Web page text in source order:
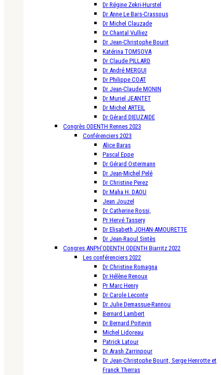
Dr Régine Zekri-Hurstel
Dr Anne Le Bars-Crassous
Dr Michel Clauzade
Dr Chantal Vulliez
Dr Jean-Christophe Bourit
Katérina TOMSOVA
Dr Claude PILLARD
Dr André MERGUI
Dr Philippe COAT
Dr Jean-Claude MONIN
Dr Muriel JEANTET
Dr Michel ARTEIL
Dr Gérard DIEUZAIDE
Congrès ODENTH Rennes 2023
Conférenciers 2023
Alice Baras
Pascal Eppe
Dr Gérard Ostermann
Dr Jean-Michel Pelé
Dr Christine Perez
Dr Maha H. DAOU
Jean Jouzel
Dr Catherine Rossi,
Pr Hervé Tassery
Dr Elisabeth JOHAN-AMOURETTE
Dr Jean-Raoul Sintès
Congres ANPH’ODENTH ODENTH Biarritz 2022
Les conférenciers 2022
Dr Christine Romagna
Dr Hélène Renoux
Pr Marc Henry
Dr Carole Leconte
Dr Julie Demassue-Rannou
Bernard Lambert
Dr Bernard Poitevin
Michel Lidoreau
Patrick Latour
Dr Arash Zarrinpour
Dr Jean-Christophe Bourit, Serge Henrotte et
Franck Therras